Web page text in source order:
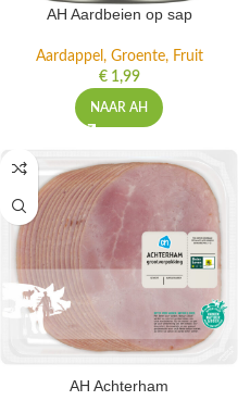
AH Aardbeien op sap
Aardappel, Groente, Fruit
€1,99
NAAR AH
AH Achterham